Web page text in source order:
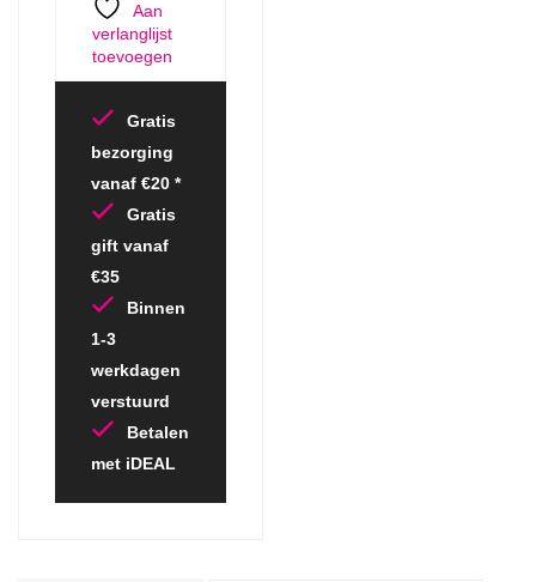
Aan
verlanglijst
toevoegen
Gratis
bezorging
vanaf €20 *
Gratis
gift vanaf
€35
Binnen
1-3
werkdagen
verstuurd
Betalen
met iDEAL